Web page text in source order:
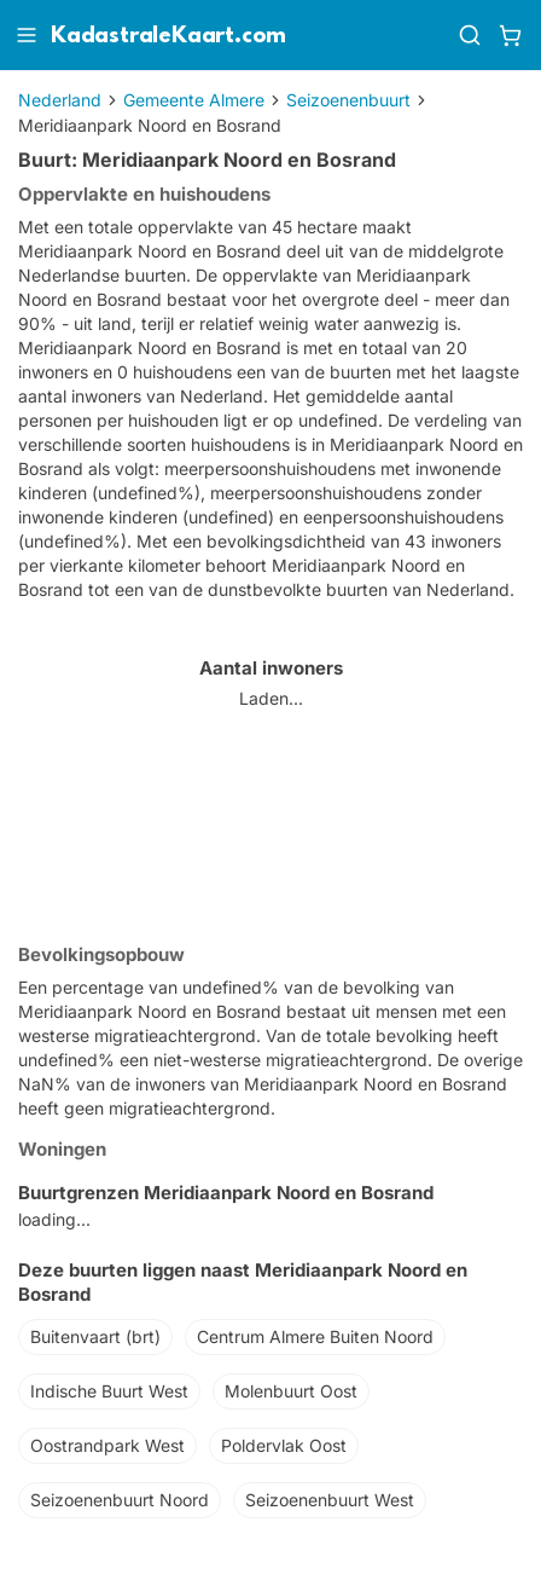
KadastraleKaart.com
Nederland Gemeente Almere
Seizoenenbuurt
Meridiaanpark Noord en Bosrand
Buurt: Meridiaanpark Noord en Bosrand
Oppervlakte en huishoudens
Met een totale oppervlakte van 45 hectare maakt
Meridiaanpark Noord en Bosrand deel uit van de middelgrote
Nederlandse buurten. De oppervlakte van Meridiaanpark
Noord en Bosrand bestaat voor het overgrote deel - meer dan
90% - uit land, terijl er relatief weinig water aanwezig is.
Meridiaanpark Noord en Bosrand is met en totaal van 20
inwoners en 0 huishoudens een van de buurten met het laagste
aantal inwoners van Nederland. Het gemiddelde aantal
personen per huishouden ligt er op undefined. De verdeling van
verschillende soorten huishoudens is in Meridiaanpark Noord en
Bosrand als volgt: meerpersoonshuishoudens met inwonende
kinderen (undefined%), meerpersoonshuishoudens zonder
inwonende kinderen (undefined) en eenpersoonshuishoudens
(undefined%). Met een bevolkingsdichtheid van 43 inwoners
per vierkante kilometer behoort Meridiaanpark Noord en
Bosrand tot een van de dunstbevolkte buurten van Nederland.
Aantal inwoners
Laden...
Bevolkingsopbouw
Een percentage van undefined% van de bevolking van
Meridiaanpark Noord en Bosrand bestaat uit mensen met een
westerse migratieachtergrond. Van de totale bevolking heeft
undefined% een niet-westerse migratieachtergrond. De overige
NaN% van de inwoners van Meridiaanpark Noord en Bosrand
heeft geen migratieachtergrond.
Woningen
Buurtgrenzen Meridiaanpark Noord en Bosrand
loading...
Deze buurten liggen naast Meridiaanpark Noord en
Bosrand
Buitenvaart (brt) Centrum Almere Buiten Noord
Indische Buurt West Molenbuurt Oost
Oostrandpark West Poldervlak Oost
Seizoenenbuurt Noord Seizoenenbuurt West